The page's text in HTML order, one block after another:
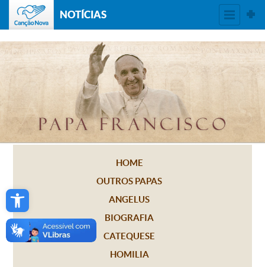
Open toolbar
NOTÍCIAS
HOME
OUTROS PAPAS
ANGELUS
BIOGRAFIA
CATEQUESE
HOMILIA